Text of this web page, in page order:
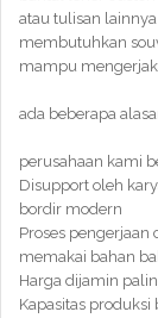
atau tulisan
membutuhkan
mampu
ada beberapa
perusahaan kami
Disupport oleh
bordir modern
Proses pengerjaan
memakai bahan
Harga dijamin
Kapasitas